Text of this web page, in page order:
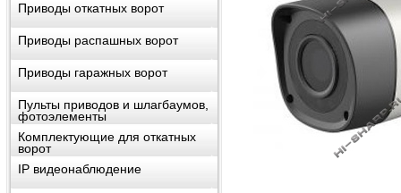
Приводы откатных ворот
Приводы распашных ворот
Приводы гаражных ворот
Пульты приводов и шлагбаумов,
фотоэлементы
Комплектующие для откатных
ворот
IP видеонаблюдение